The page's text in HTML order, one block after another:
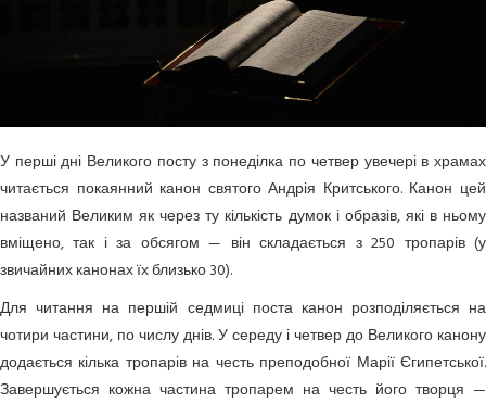
У перші дні Великого посту з понеділка по четвер увечері в храмах
читається покаянний канон святого Андрія Критського. Канон цей
названий Великим як через ту кількість думок і образів, які в ньому
вміщено, так і за обсягом — він складається з 250 тропарів (у
звичайних канонах їх близько 30).
Для читання на першій седмиці поста канон розподіляється на
чотири частини, по числу днів. У середу і четвер до Великого канону
додається кілька тропарів на честь преподобної Марії Єгипетської.
Завершується кожна частина тропарем на честь його творця —